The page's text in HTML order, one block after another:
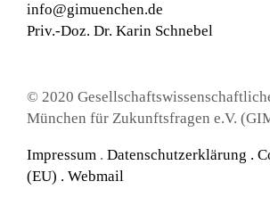
info@gimuenchen.de
Priv.-Doz. Dr. Karin Schnebel
© 2020
München für Zukunftsfragen e.V.
Impressum . Datenschutzerklärung .
(EU) . Webmail